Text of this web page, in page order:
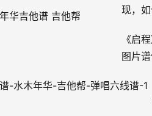
现，
《启
图片